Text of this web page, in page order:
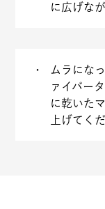
に広げな
ムラにな
ァイバー
に乾いた
上げてく